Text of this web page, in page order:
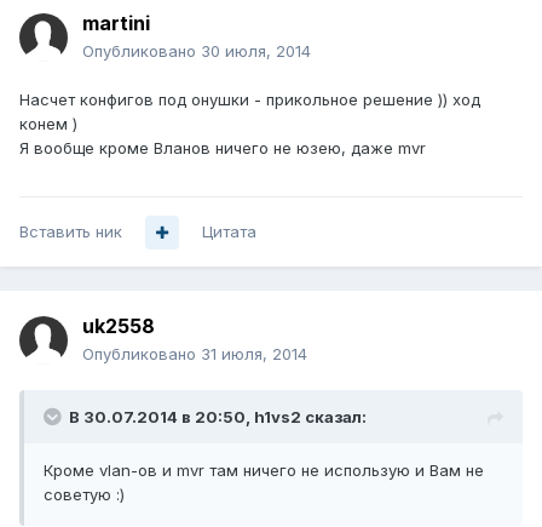
martini
Опубликовано 30 июля, 2014
Насчет конфигов под онушки - прикольное решение )) ход
конем )
Я вообще кроме Вланов ничего не юзею, даже mvr
Вставить ник Цитата
uk2558
Опубликовано 31 июля, 2014
В 30.07.2014 в 20:50, h1vs2 сказал:
Кроме vlan-ов и mvr там ничего не использую и Вам не
советую :)